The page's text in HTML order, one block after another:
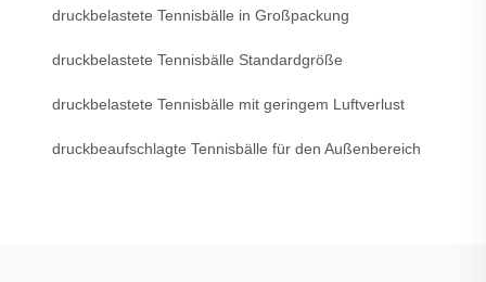
druckbelastete Tennisbälle in Großpackung
druckbelastete Tennisbälle Standardgröße
druckbelastete Tennisbälle mit geringem Luftverlust
druckbeaufschlagte Tennisbälle für den Außenbereich